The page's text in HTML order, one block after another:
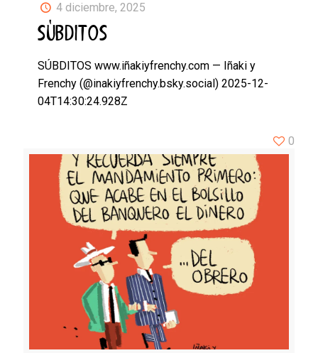
4 diciembre, 2025
SÚBDITOS
SÚBDITOS www.iñakiyfrenchy.com — Iñaki y
Frenchy (@inakiyfrenchy.bsky.social) 2025-12-
04T14:30:24.928Z
0